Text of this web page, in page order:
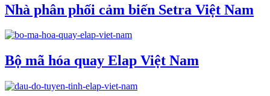
Nhà phân phối cảm biến Setra Việt Nam
Bộ mã hóa quay Elap Việt Nam